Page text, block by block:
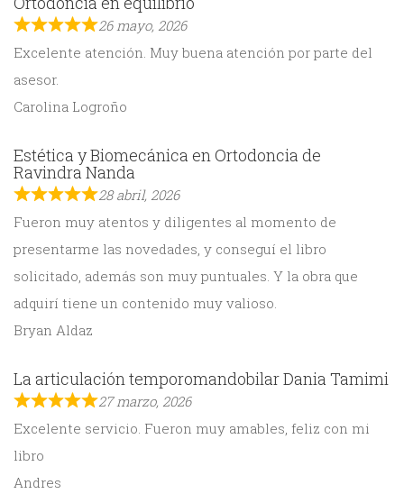
26 mayo, 2026
Excelente atención. Muy buena atención por parte del
asesor.
Carolina Logroño
Estética y Biomecánica en Ortodoncia de
Ravindra Nanda
28 abril, 2026
Fueron muy atentos y diligentes al momento de
presentarme las novedades, y conseguí el libro
solicitado, además son muy puntuales. Y la obra que
adquirí tiene un contenido muy valioso.
Bryan Aldaz
La articulación temporomandobilar Dania Tamimi
27 marzo, 2026
Excelente servicio. Fueron muy amables, feliz con mi
libro
Andres